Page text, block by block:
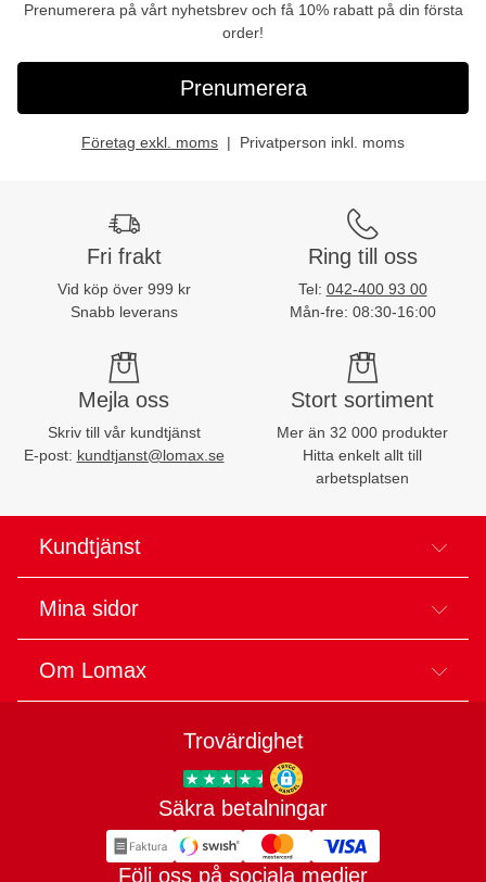
Prenumerera på vårt nyhetsbrev och få 10% rabatt på din första
order!
Prenumerera
Företag exkl. moms Privatperson inkl. moms
Fri frakt
Vid köp över 999 kr
Snabb leverans
Ring till oss
Tel: 042-400 93 00
Mån-fre: 08:30-16:00
Mejla oss
Skriv till vår kundtjänst
E-post: kundtjanst@lomax.se
Stort sortiment
Mer än 32 000 produkter
Hitta enkelt allt till
arbetsplatsen
Kundtjänst
Mina sidor
Om Lomax
Trovärdighet
Trygg E-handel
Säkra betalningar
Följ oss på sociala medier